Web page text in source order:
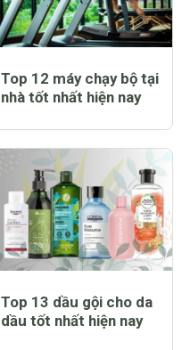
Top 12 máy chạy bộ tại
nhà tốt nhất hiện nay
Top 13 dầu gội cho da
dầu tốt nhất hiện nay